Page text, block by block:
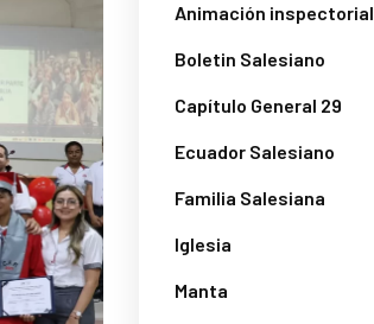
Animación inspectorial
Boletin Salesiano
Capítulo General 29
Ecuador Salesiano
Familia Salesiana
Iglesia
Manta